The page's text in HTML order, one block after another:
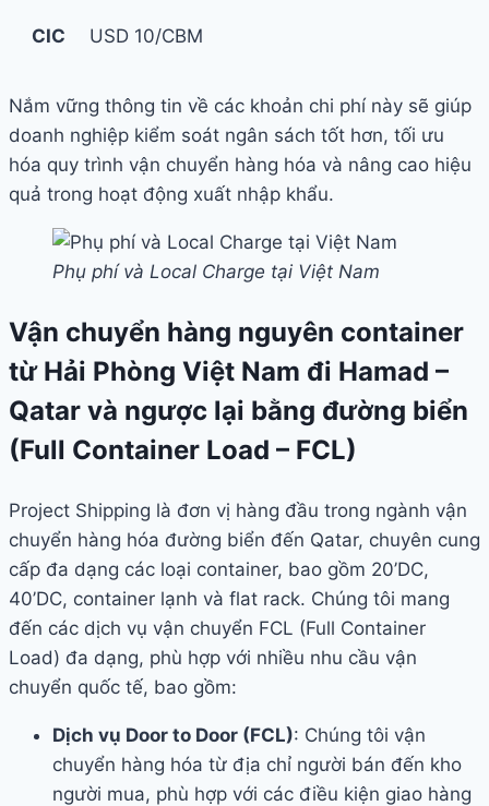
CIC USD 10/CBM
Nắm vững thông tin về các khoản chi phí này sẽ giúp
doanh nghiệp kiểm soát ngân sách tốt hơn, tối ưu
hóa quy trình vận chuyển hàng hóa và nâng cao hiệu
quả trong hoạt động xuất nhập khẩu.
Phụ phí và Local Charge tại Việt Nam
Vận chuyển hàng nguyên container
từ Hải Phòng Việt Nam đi Hamad –
Qatar và ngược lại bằng đường biển
(Full Container Load – FCL)
Project Shipping là đơn vị hàng đầu trong ngành vận
chuyển hàng hóa đường biển đến Qatar, chuyên cung
cấp đa dạng các loại container, bao gồm 20’DC,
40’DC, container lạnh và flat rack. Chúng tôi mang
đến các dịch vụ vận chuyển FCL (Full Container
Load) đa dạng, phù hợp với nhiều nhu cầu vận
chuyển quốc tế, bao gồm:
Dịch vụ Door to Door (FCL): Chúng tôi vận
chuyển hàng hóa từ địa chỉ người bán đến kho
người mua, phù hợp với các điều kiện giao hàng